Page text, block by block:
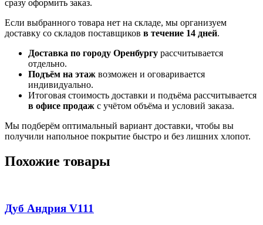
сразу оформить заказ.
Если выбранного товара нет на складе, мы организуем
доставку со складов поставщиков в течение 14 дней.
Доставка по городу Оренбургу рассчитывается
отдельно.
Подъём на этаж возможен и оговаривается
индивидуально.
Итоговая стоимость доставки и подъёма рассчитывается
в офисе продаж с учётом объёма и условий заказа.
Мы подберём оптимальный вариант доставки, чтобы вы
получили напольное покрытие быстро и без лишних хлопот.
Похожие товары
Дуб Андрия V111